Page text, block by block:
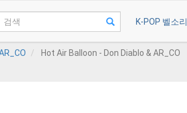
K-POP 벨소리
Hot Air Balloon - Don Diablo & AR_CO